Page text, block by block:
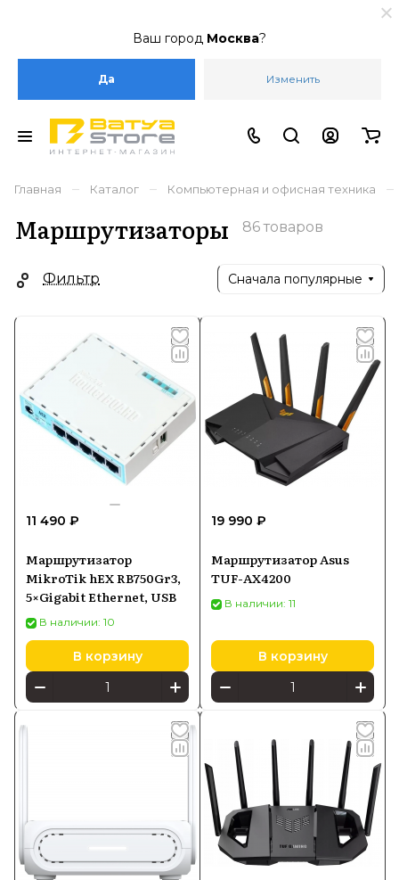
Ваш город Москва?
Да Изменить
Главная – Каталог – Компьютерная и офисная техника –
Маршрутизаторы 86 товаров
Фильтр Сначала популярные
11 490 ₽
Маршрутизатор
MikroTik hEX RB750Gr3,
5×Gigabit Ethernet, USB
В наличии: 10
В корзину
19 990 ₽
Маршрутизатор Asus
TUF-AX4200
В наличии: 11
В корзину